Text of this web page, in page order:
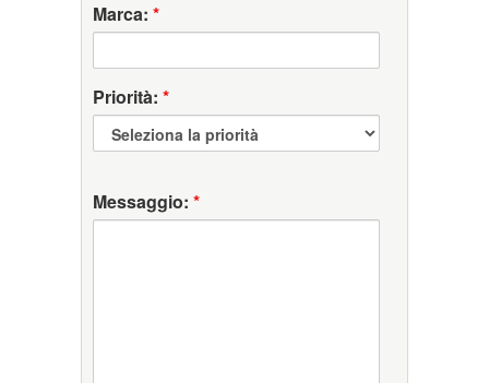
Marca: *
Priorità: *
Messaggio: *